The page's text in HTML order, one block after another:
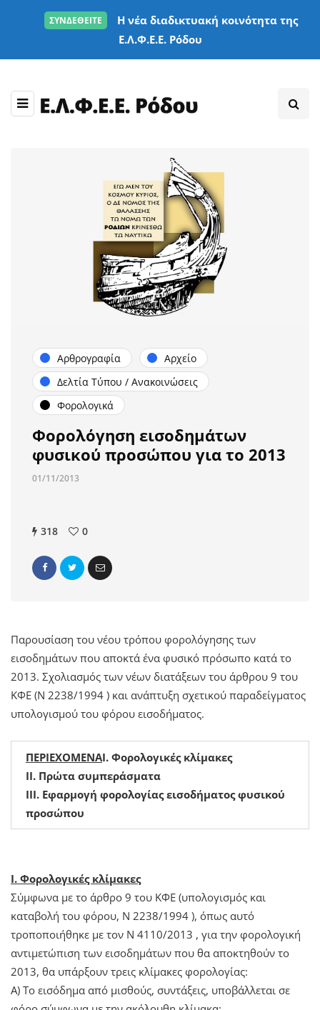
ΣΥΝΔΕΘΕΙΤΕ
Η νέα διαδικτυακή κοινότητα της
Ε.Λ.Φ.Ε.Ε. Ρόδου
Αρθρογραφία
Αρχείο
Δελτία Τύπου / Ανακοινώσεις
Φορολογικά
Φορολόγηση εισοδημάτων
φυσικού προσώπου για το 2013
01/11/2013
318 0
Παρουσίαση του νέου τρόπου φορολόγησης των
εισοδημάτων που αποκτά ένα φυσικό πρόσωπο κατά το
2013. Σχολιασμός των νέων διατάξεων του άρθρου 9 του
ΚΦΕ (Ν 2238/1994 ) και ανάπτυξη σχετικού παραδείγματος
υπολογισμού του φόρου εισοδήματος.
ΠΕΡΙΕΧΟΜΕΝΑΙ. Φορολογικές κλίμακες
ΙΙ. Πρώτα συμπεράσματα
ΙΙΙ. Εφαρμογή φορολογίας εισοδήματος φυσικού
προσώπου
Ι. Φορολογικές κλίμακες
Σύμφωνα με το άρθρο 9 του ΚΦΕ (υπολογισμός και
καταβολή του φόρου, Ν 2238/1994 ), όπως αυτό
τροποποιήθηκε με τον Ν 4110/2013 , για την φορολογική
αντιμετώπιση των εισοδημάτων που θα αποκτηθούν το
2013, θα υπάρξουν τρεις κλίμακες φορολογίας:
Α) Το εισόδημα από μισθούς, συντάξεις, υποβάλλεται σε